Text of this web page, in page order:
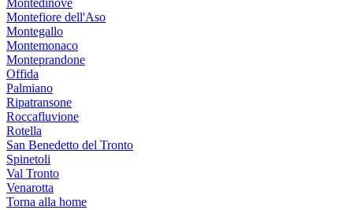
Montedinove
Montefiore dell'Aso
Montegallo
Montemonaco
Monteprandone
Offida
Palmiano
Ripatransone
Roccafluvione
Rotella
San Benedetto del Tronto
Spinetoli
Val Tronto
Venarotta
Torna alla home